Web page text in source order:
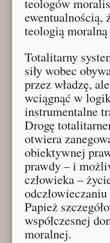
teologów
ewentualnością,
teologią
Totalitarny
siły wobec
przez władzę,
wciągnąć w
instrumentalne
Drogę
otwiera
obiektywnej
prawdy – i
człowieka –
Papież
współczesnej
moralnej.